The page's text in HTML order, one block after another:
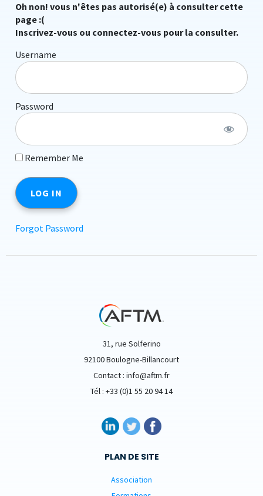
Oh non! vous n'êtes pas autorisé(e) à consulter cette
page :(
Inscrivez-vous ou connectez-vous pour la consulter.
Username
Password
Remember Me
Forgot Password
31, rue Solferino
92100 Boulogne-Billancourt
Contact : info@aftm.fr
Tél : +33 (0)1 55 20 94 14
PLAN DE SITE
Association